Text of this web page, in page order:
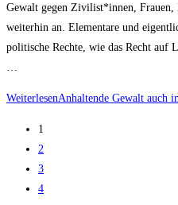
Gewalt gegen Zivilist*innen, Frauen,
weiterhin an. Elementare und
politische Rechte, wie das Recht auf
WeiterlesenAnhaltende Gewalt auch
1
2
3
4